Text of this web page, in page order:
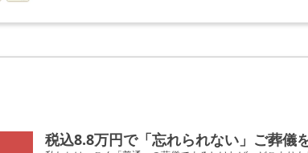
税込8.8万円で「忘れられない」ご葬儀